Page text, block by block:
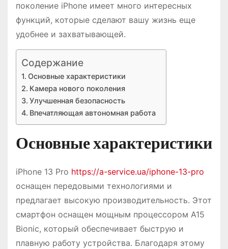
поколение iPhone имеет много интересных
функций, которые сделают вашу жизнь еще
удобнее и захватывающей.
Содержание
Основные характеристики
Камера нового поколения
Улучшенная безопасность
Впечатляющая автономная работа
Основные характеристики
iPhone 13 Pro https://a-service.ua/iphone-13-pro
оснащен передовыми технологиями и
предлагает высокую производительность. Этот
смартфон оснащен мощным процессором A15
Bionic, который обеспечивает быструю и
плавную работу устройства. Благодаря этому